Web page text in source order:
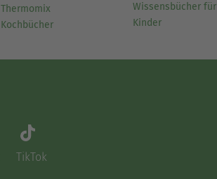
Thermomix
Kochbücher
Wissensbücher für
Kinder
TikTok